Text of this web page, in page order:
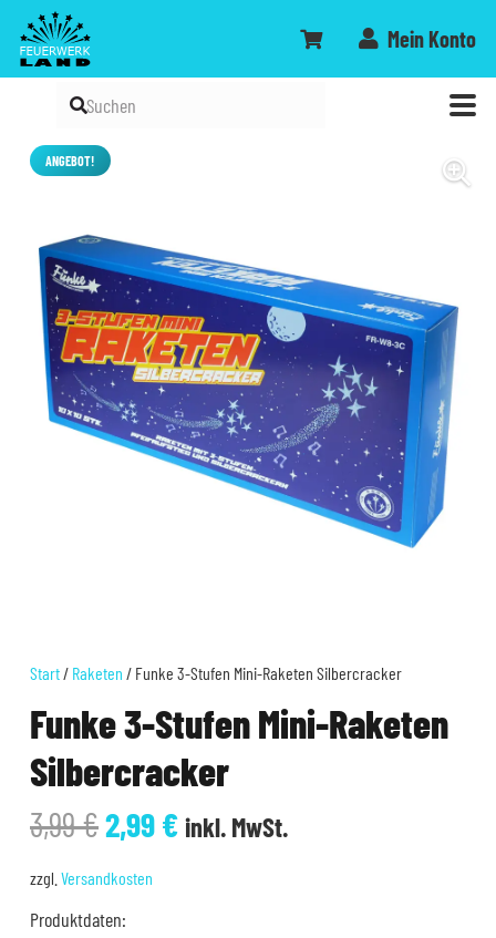
Mein Konto
ANGEBOT!
Start/ Raketen / Funke 3-Stufen Mini-Raketen Silbercracker
Funke 3-Stufen Mini-Raketen
Silbercracker
3,99€Ursprünglicher
Preis
war:
3,99 €
2,99€Aktueller
inkl. MwSt.
zzgl. Versandkosten
Produktdaten: